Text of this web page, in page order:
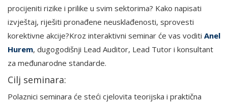
procijeniti rizike i prilike u svim sektorima? Kako napisati
izvještaj, riješiti pronađene neusklađenosti, sprovesti
korektivne akcije?Kroz interaktivni seminar će vas voditi Anel
Hurem, dugogodišnji Lead Auditor, Lead Tutor i konsultant
za međunarodne standarde.
Cilj seminara:
Polaznici seminara će steći cjelovita teorijska i praktična